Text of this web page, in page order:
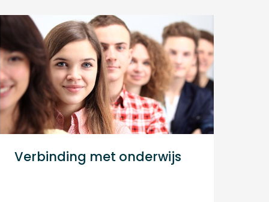
Verbinding met onderwijs